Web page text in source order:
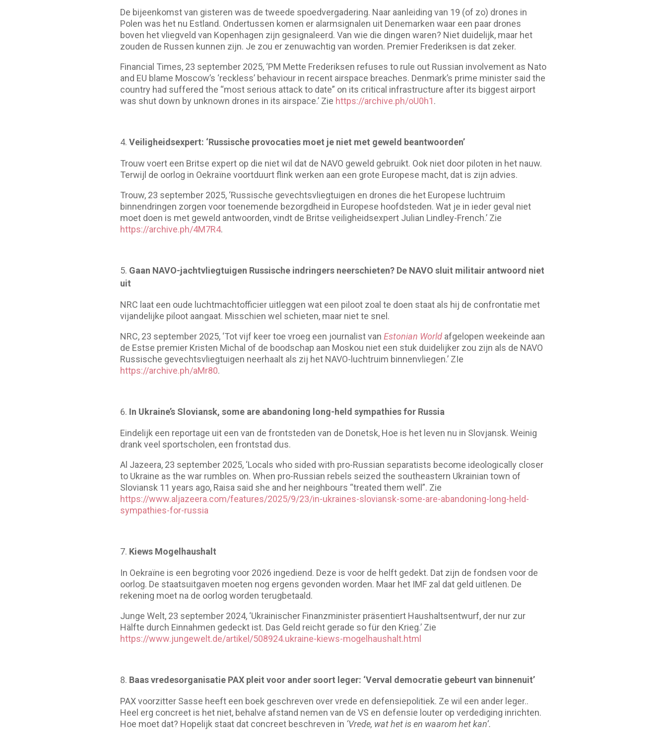
De bijeenkomst van gisteren was de tweede spoedvergadering. Naar aanleiding van 19 (of zo) drones in
Polen was het nu Estland. Ondertussen komen er alarmsignalen uit Denemarken waar een paar drones
boven het vliegveld van Kopenhagen zijn gesignaleerd. Van wie die dingen waren? Niet duidelijk, maar het
zouden de Russen kunnen zijn. Je zou er zenuwachtig van worden. Premier Frederiksen is dat zeker.
Financial Times, 23 september 2025, ‘PM Mette Frederiksen refuses to rule out Russian involvement as Nato
and EU blame Moscow’s ‘reckless’ behaviour in recent airspace breaches. Denmark’s prime minister said the
country had suffered the “most serious attack to date” on its critical infrastructure after its biggest airport
was shut down by unknown drones in its airspace.’ Zie https://archive.ph/oU0h1.
Veiligheidsexpert: ‘Russische provocaties moet je niet met geweld beantwoorden’
Trouw voert een Britse expert op die niet wil dat de NAVO geweld gebruikt. Ook niet door piloten in het nauw.
Terwijl de oorlog in Oekraïne voortduurt flink werken aan een grote Europese macht, dat is zijn advies.
Trouw, 23 september 2025, ‘Russische gevechtsvliegtuigen en drones die het Europese luchtruim
binnendringen zorgen voor toenemende bezorgdheid in Europese hoofdsteden. Wat je in ieder geval niet
moet doen is met geweld antwoorden, vindt de Britse veiligheidsexpert Julian Lindley-French.’ Zie
https://archive.ph/4M7R4.
Gaan NAVO-jachtvliegtuigen Russische indringers neerschieten? De NAVO sluit militair antwoord niet
uit
NRC laat een oude luchtmachtofficier uitleggen wat een piloot zoal te doen staat als hij de confrontatie met
vijandelijke piloot aangaat. Misschien wel schieten, maar niet te snel.
NRC, 23 september 2025, ‘Tot vijf keer toe vroeg een journalist van Estonian Worldafgelopen weekeinde aan
de Estse premier Kristen Michal of de boodschap aan Moskou niet een stuk duidelijker zou zijn als de NAVO
Russische gevechtsvliegtuigen neerhaalt als zij het NAVO-luchtruim binnenvliegen.’ ZIe
https://archive.ph/aMr80.
In Ukraine’s Sloviansk, some are abandoning long-held sympathies for Russia
Eindelijk een reportage uit een van de frontsteden van de Donetsk, Hoe is het leven nu in Slovjansk. Weinig
drank veel sportscholen, een frontstad dus.
Al Jazeera, 23 september 2025, ‘Locals who sided with pro-Russian separatists become ideologically closer
to Ukraine as the war rumbles on. When pro-Russian rebels seized the southeastern Ukrainian town of
Sloviansk 11 years ago, Raisa said she and her neighbours “treated them well”. Zie
https://www.aljazeera.com/features/2025/9/23/in-ukraines-sloviansk-some-are-abandoning-long-held-
sympathies-for-russia
Kiews Mogelhaushalt
In Oekraïne is een begroting voor 2026 ingediend. Deze is voor de helft gedekt. Dat zijn de fondsen voor de
oorlog. De staatsuitgaven moeten nog ergens gevonden worden. Maar het IMF zal dat geld uitlenen. De
rekening moet na de oorlog worden terugbetaald.
Junge Welt, 23 september 2024, ‘Ukrainischer Finanzminister präsentiert Haushaltsentwurf, der nur zur
Hälfte durch Einnahmen gedeckt ist. Das Geld reicht gerade so für den Krieg.’ Zie
https://www.jungewelt.de/artikel/508924.ukraine-kiews-mogelhaushalt.html
Baas vredesorganisatie PAX pleit voor ander soort leger: ‘Verval democratie gebeurt van binnenuit’
PAX voorzitter Sasse heeft een boek geschreven over vrede en defensiepolitiek. Ze wil een ander leger..
Heel erg concreet is het niet, behalve afstand nemen van de VS en defensie louter op verdediging inrichten.
Hoe moet dat? Hopelijk staat dat concreet beschreven in ‘Vrede, wat het is en waarom het kan’.